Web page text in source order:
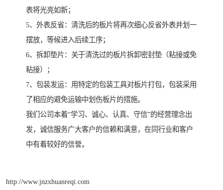
表将光亮如新；
5、外表反省：清洗后的板片将再次细心反省外表并划一
摆放，等候进入后续工序；
6、拆卸垫片：关于清洗过的板片拆卸密封垫（粘接或免
粘接）；
7、包装发运：用特定的包装工具对板片打包，包装采用
了相应的避免运输中划伤板片的措施。
我们公司本着“学习、诚心、认真、守信”的经营理念出
发，诚信服务广大客户的信赖和满意，在同行业和客户
中有着较好的信誉。
http://www.jnzxhuanreqi.com